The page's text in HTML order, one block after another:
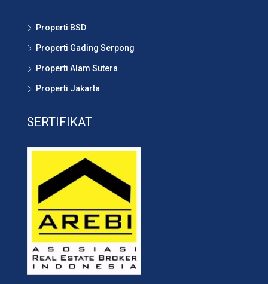
Properti BSD
Properti Gading Serpong
Properti Alam Sutera
Properti Jakarta
SERTIFIKAT